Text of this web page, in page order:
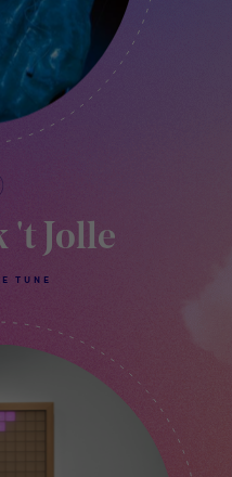
't Jolle
TUNE